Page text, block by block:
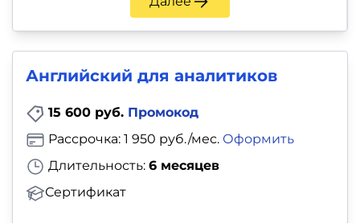
Английский для аналитиков
15 600 руб. Промокод
Длительность: 6 месяцев
Сертификат
Рассрочка: 1 950 руб./мес. Оформить